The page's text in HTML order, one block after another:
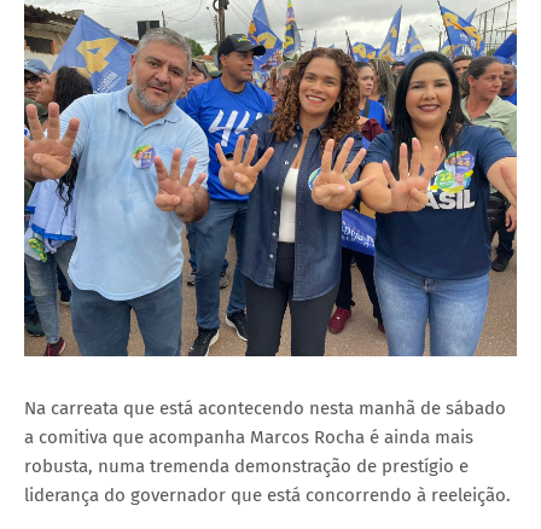
Na carreata que está acontecendo nesta manhã de sábado
a comitiva que acompanha Marcos Rocha é ainda mais
robusta, numa tremenda demonstração de prestígio e
liderança do governador que está concorrendo à reeleição.